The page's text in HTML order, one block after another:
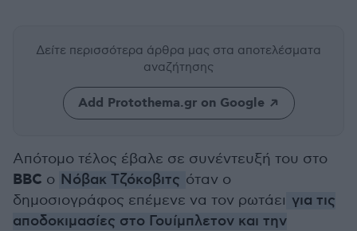
Δείτε περισσότερα άρθρα μας στα αποτελέσματα
αναζήτησης
Add Protothema.gr on Google
Απότομο τέλος έβαλε σε συνέντευξή του στο
BBC ο Νόβακ Τζόκοβιτς όταν ο
δημοσιογράφος επέμενε να τον ρωτάει για τις
αποδοκιμασίες στο Γουίμπλετον και την